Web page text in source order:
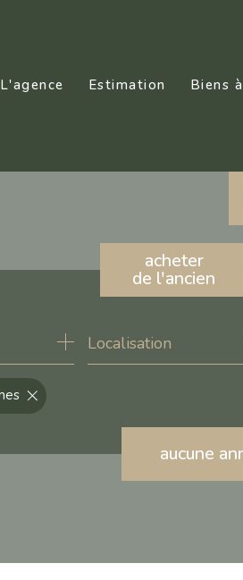
L'agence Estimation Biens
acheter
de l'ancien
de l'immo pro
Localisation
aucune